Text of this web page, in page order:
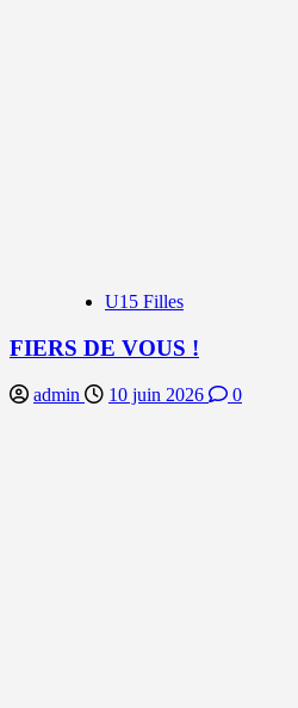
U15 Filles
FIERS DE VOUS !
admin 10 juin 2026 0